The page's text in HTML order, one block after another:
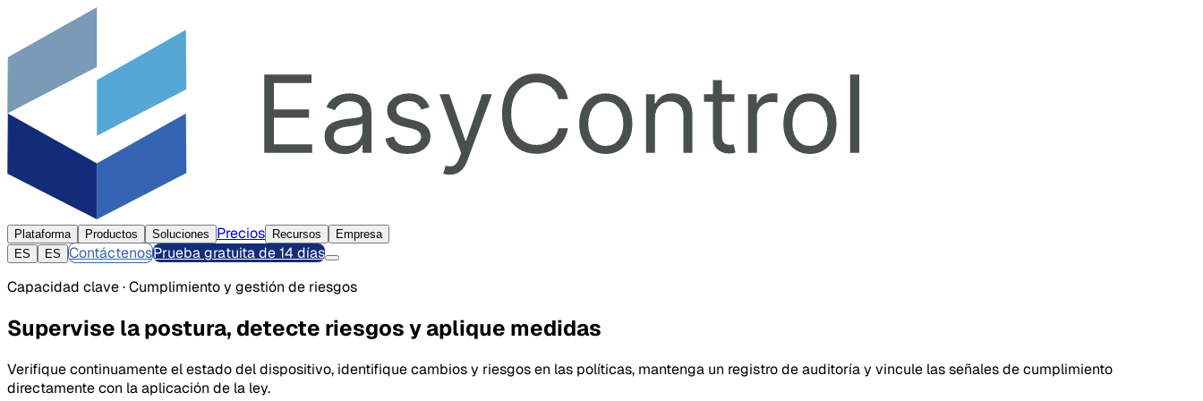
Plataforma Productos Soluciones Precios Recursos
Empresa
ES
ES ContáctenosPrueba gratuita de 14 días
Capacidad clave · Cumplimiento y gestión de riesgos
Supervise la postura, detecte riesgos y aplique medidas
Verifique continuamente el estado del dispositivo, identifique cambios y riesgos en las políticas, mantenga un registro de auditoría y vincule las señales de cumplimiento
directamente con la aplicación de la ley.